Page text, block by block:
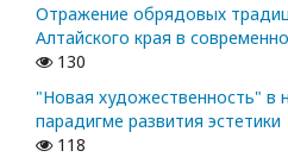
Отражение обрядовых
Алтайского края в
130
"Новая художественность" в
парадигме развития эстетики
118